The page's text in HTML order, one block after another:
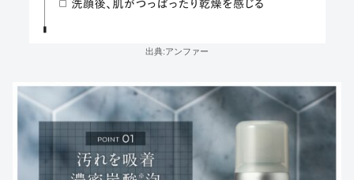
出典:アンファー